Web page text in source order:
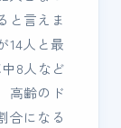
と言えま
14人と最
8人など
高齢のド
合になる